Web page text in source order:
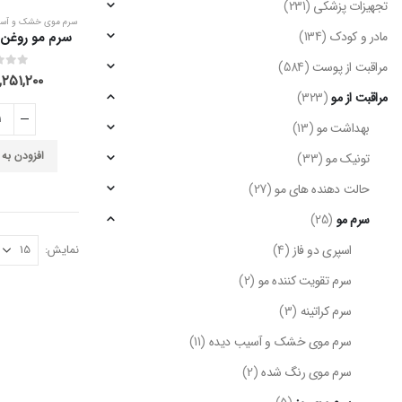
سرم موی خشک و
0
out of 5
افزودن
نمایش:
تجهیزات پزشکی (231)
مادر و کودک (134)
مراقبت از پوست(584)
مراقبت از مو(323)
بهداشت مو(13)
تونیک مو(33)
حالت دهنده های مو(27)
سرم مو (25)
اسپری دو فاز (4)
سرم تقویت کننده مو (2)
سرم کراتینه (3)
سرم موی خشک و آسیب دیده (11)
سرم موی رنگ شده(2)